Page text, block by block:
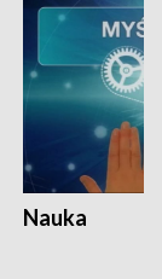
Nauka